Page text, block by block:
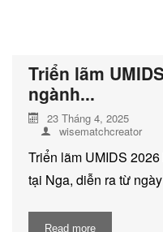
Triển lãm
ngành...
23 Tháng 4, 2025
wisematchcreator
Triển lãm UMIDS
tại Nga, diễn ra từ
Read more